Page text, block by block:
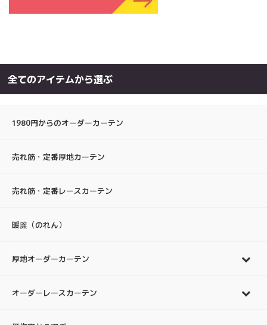
全てのアイテムから選ぶ
1980円からのオーダーカーテン
売れ筋・定番厚地カーテン
売れ筋・定番レースカーテン
暖簾（のれん）
厚地オーダーカーテン
オーダーレースカーテン